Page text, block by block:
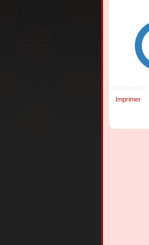
Imprimer